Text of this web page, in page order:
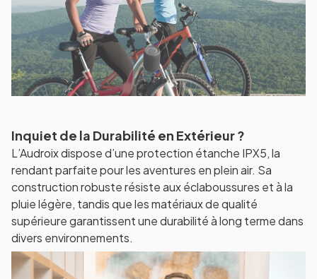
Inquiet de la Durabilité en Extérieur ?
L’Audroix dispose d’une protection étanche IPX5, la
rendant parfaite pour les aventures en plein air. Sa
construction robuste résiste aux éclaboussures et à la
pluie légère, tandis que les matériaux de qualité
supérieure garantissent une durabilité à long terme dans
divers environnements.